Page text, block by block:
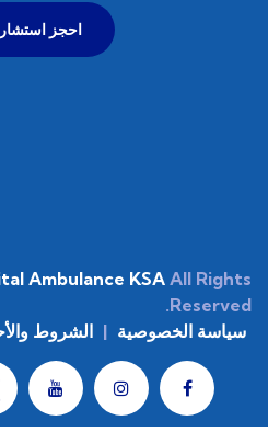
احجز
Ambulance KSAAll Rights
Reserved.
سياسة الخصوصية | الشروط